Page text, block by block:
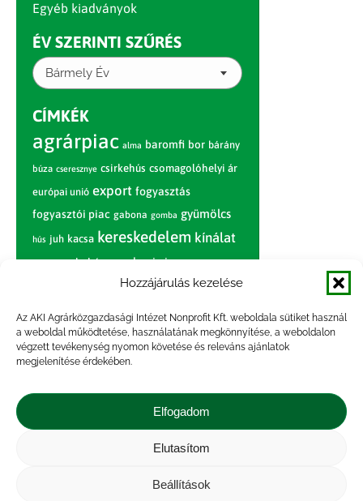
Hozzájárulás kezelése
Az AKI Agrárközgazdasági Intézet Nonprofit Kft. weboldala sütiket használ
a weboldal működtetése, használatának megkönnyítése, a weboldalon
végzett tevékenység nyomon követése és releváns ajánlatok
megjelenítése érdekében.
Elfogadom
Elutasítom
Beállítások
Egyéb kiadványok
ÉV SZERINTI SZŰRÉS
Bármely Év
CÍMKÉK
agrárpiac alma baromfi bor bárány
búza cseresznye csirkehús csomagolóhelyi ár
európai unió export fogyasztás
fogyasztói piac gabona gomba gyümölcs
hús juh kacsa kereskedelem kínálat
körte marhahús nagybani piac narancs
nemzetközi árinformációk
paradicsom piac piaci jelentés
pulyka pulykahús sertés sertéshús
szarvasmarha termelés
termelői
zöldség árak
átlagárértékesítési ár